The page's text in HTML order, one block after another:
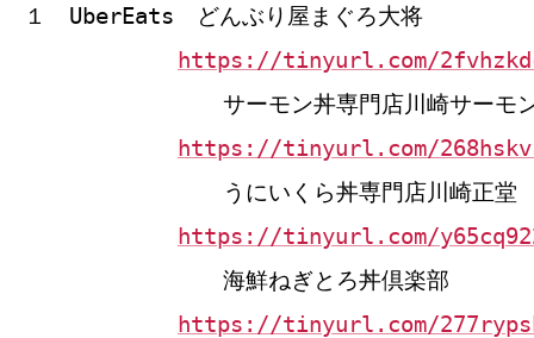
１ UberEats どんぶり屋まぐろ大将
https://tinyurl.com/
サーモン丼専門店川崎サーモ
https://tinyurl.com/
うにいくら丼専門店川崎正堂
https://tinyurl.com/
海鮮ねぎとろ丼倶楽部
https://tinyurl.com/